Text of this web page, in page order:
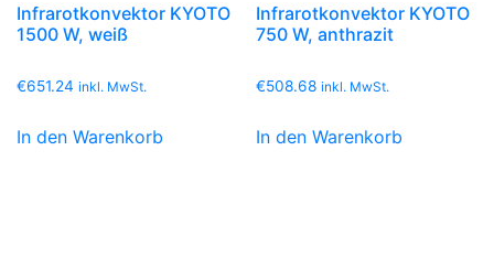
Infrarotkonvektor KYOTO
1500 W, weiß
€651.24 inkl. MwSt.
In den Warenkorb
Infrarotkonvektor KYOTO
750 W, anthrazit
€508.68 inkl. MwSt.
In den Warenkorb